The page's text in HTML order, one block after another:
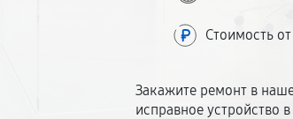
Стоимость
Закажите ремонт в
исправное устройство